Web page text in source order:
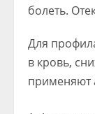
болеть.
Для
в кровь,
применяют